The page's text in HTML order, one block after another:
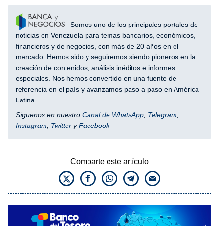
Somos uno de los principales portales de
noticias en Venezuela para temas bancarios, económicos,
financieros y de negocios, con más de 20 años en el
mercado. Hemos sido y seguiremos siendo pioneros en la
creación de contenidos, análisis inéditos e informes
especiales. Nos hemos convertido en una fuente de
referencia en el país y avanzamos paso a paso en América
Latina.
Síguenos en nuestro Canal de WhatsApp, Telegram,
Instagram, Twitter yFacebook
Comparte este artículo